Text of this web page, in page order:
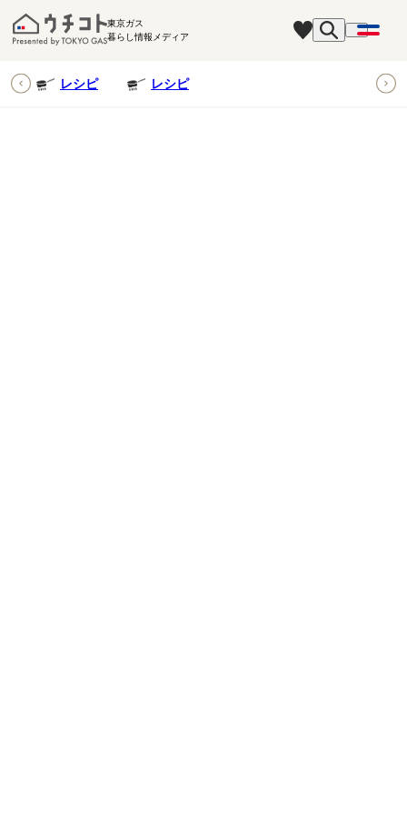
東京ガス
暮らし情報メディア
レシピ レシピ